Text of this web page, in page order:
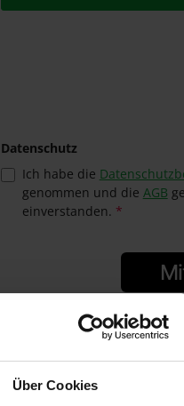
Über Cookies
Datenschutz
Ich habe die
genommen und die AGB
einverstanden. *
4305162295384
Herstellernummer: